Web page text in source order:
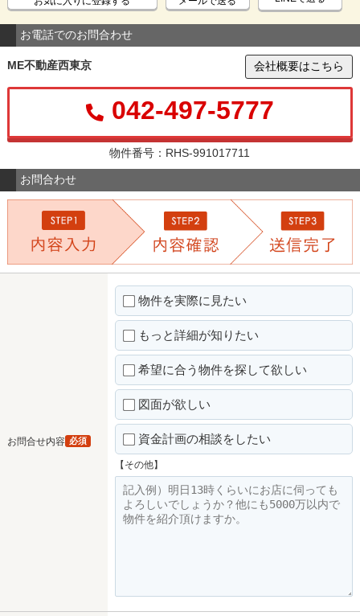
お電話でのお問合わせ
ME不動産西東京 会社概要はこちら
042-497-5777
物件番号：RHS-991017711
お問合わせ
お問合せ内容 必須
物件を実際に見たい
もっと詳細が知りたい
希望に合う物件を探して欲しい
図面が欲しい
資金計画の相談をしたい
【その他】